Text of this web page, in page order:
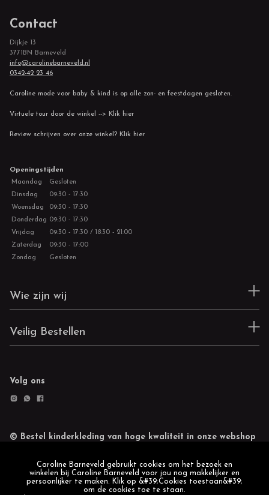
Contact
Dijkje 13
3771BN Barneveld
info@carolinebarneveld.nl
0342-42 23 46
Caroline mode voor baby & kind is op alle zon- en feestdagen gesloten.
Virtuele tour door de winkel --> Klik hier
Review schrijven over onze winkel? Klik hier
Openingstijden
Maandag
Gesloten
Dinsdag
09:30 - 17:30
Woensdag
09:30 - 17:30
Donderdag 09:30 - 17:30
Vrijdag
09:30 - 17:30 / 18:30 - 21:00
Zaterdag
09:30 - 17:00
Zondag
Gesloten
Wie zijn wij
Veilig Bestellen
Volg ons
© Bestel kinderkleding van hoge kwaliteit in onze webshop
Caroline Barneveld gebruikt cookies om het bezoek en
winkelen bij Caroline Barneveld voor jou nog makkelijker en
persoonlijker te maken. Klik op &#39;Cookies toestaan&#39;
om de cookies toe te staan.